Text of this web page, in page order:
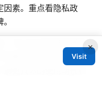
因素。重点看隐私政
可以先试用或选择带
同提供商在你所在地区
更具体的使用场景和
×
Visit